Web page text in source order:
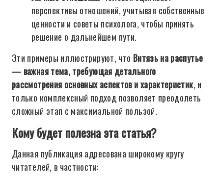
перспективы отношений, учитывая собственные
ценности и советы психолога, чтобы принять
решение о дальнейшем пути.
Эти примеры иллюстрируют, что Витязь на распутье
— важная тема, требующая детального
рассмотрения основных аспектов и характеристик, и
только комплексный подход позволяет преодолеть
сложный этап с максимальной пользой.
Кому будет полезна эта статья?
Данная публикация адресована широкому кругу
читателей, в частности: